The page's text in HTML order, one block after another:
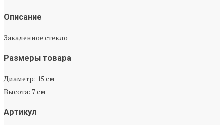
Описание
Закаленное стекло
Размеры товара
Диаметр: 15 см
Высота: 7 см
Артикул